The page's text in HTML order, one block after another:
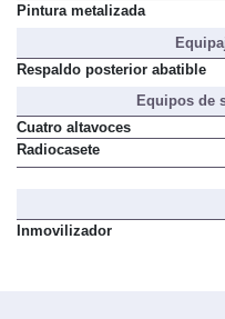
Pintura metalizada
Respaldo posterior abatible
Equipos de
Cuatro altavoces
Radiocasete
Inmovilizador